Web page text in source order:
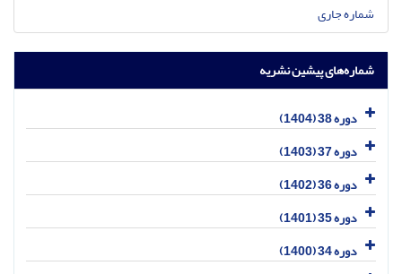
شماره جاری
شماره‌های پیشین نشریه
دوره 38 (1404)
دوره 37 (1403)
دوره 36 (1402)
دوره 35 (1401)
دوره 34 (1400)